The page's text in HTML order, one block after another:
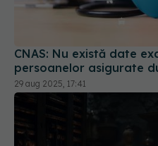
CNAS: Nu există date
29 aug 2025, 17:41